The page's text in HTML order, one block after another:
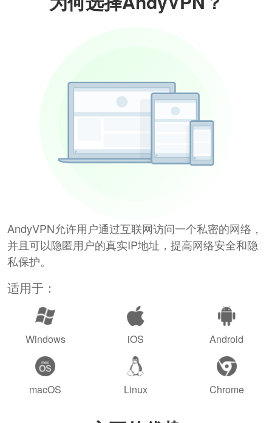
AndyVPN允许用户通过互联网访问一个私密的网络，
并且可以隐匿用户的真实IP地址，提高网络安全和隐
私保护。
适用于：
Windows iOS Android
macOS Linux Chrome